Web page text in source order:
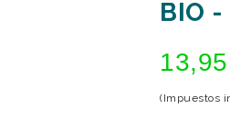
BIO
(Impuestos